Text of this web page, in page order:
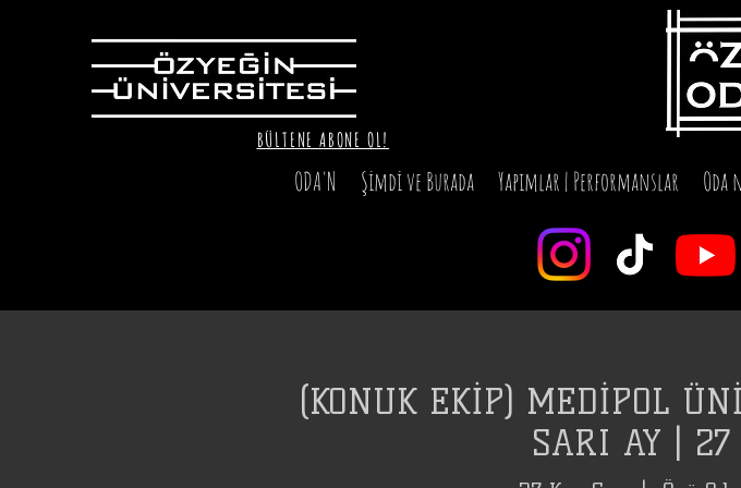
BÜLTENE ABONE OL!
ODA'N Şimdi ve Burada Yapımlar | Performanslar Oda
(KONUK EKİP) MEDİPOL
SARI AY |